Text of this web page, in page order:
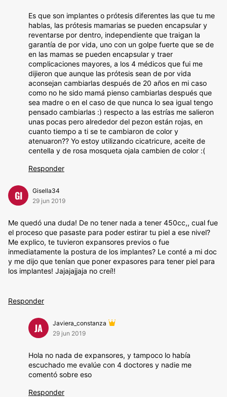
Es que son implantes o prótesis diferentes las que tu me
hablas, las prótesis mamarias se pueden encapsular y
reventarse por dentro, independiente que traigan la
garantía de por vida, uno con un golpe fuerte que se de
en las mamas se pueden encapsular y traer
complicaciones mayores, a los 4 médicos que fui me
dijieron que aunque las prótesis sean de por vida
aconsejan cambiarlas después de 20 años en mi caso
como no he sido mamá pienso cambiarlas después que
sea madre o en el caso de que nunca lo sea igual tengo
pensado cambiarlas :) respecto a las estrías me salieron
unas pocas pero alrededor del pezon están rojas, en
cuanto tiempo a ti se te cambiaron de color y
atenuaron?? Yo estoy utilizando cicatricure, aceite de
centella y de rosa mosqueta ojala cambien de color :(
Responder
GI
Gisella34
29 jun 2019
Me quedó una duda! De no tener nada a tener 450cc,, cual fue
el proceso que pasaste para poder estirar tu piel a ese nivel?
Me explico, te tuvieron expansores previos o fue
inmediatamente la postura de los implantes? Le conté a mi doc
y me dijo que tenían que poner expasores para tener piel para
los implantes! Jajajajjaja no creí!!
Responder
JA
Javiera_constanza
29 jun 2019
Hola no nada de expansores, y tampoco lo había
escuchado me evalúe con 4 doctores y nadie me
comentó sobre eso
Responder